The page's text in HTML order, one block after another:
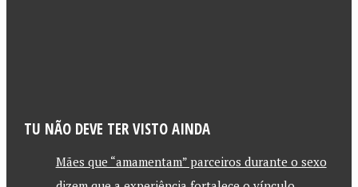
TU NÃO DEVE TER VISTO AINDA
Mães que “amamentam” parceiros durante o sexo